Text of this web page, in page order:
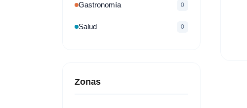
Gastronomía 0
Salud 0
Zonas